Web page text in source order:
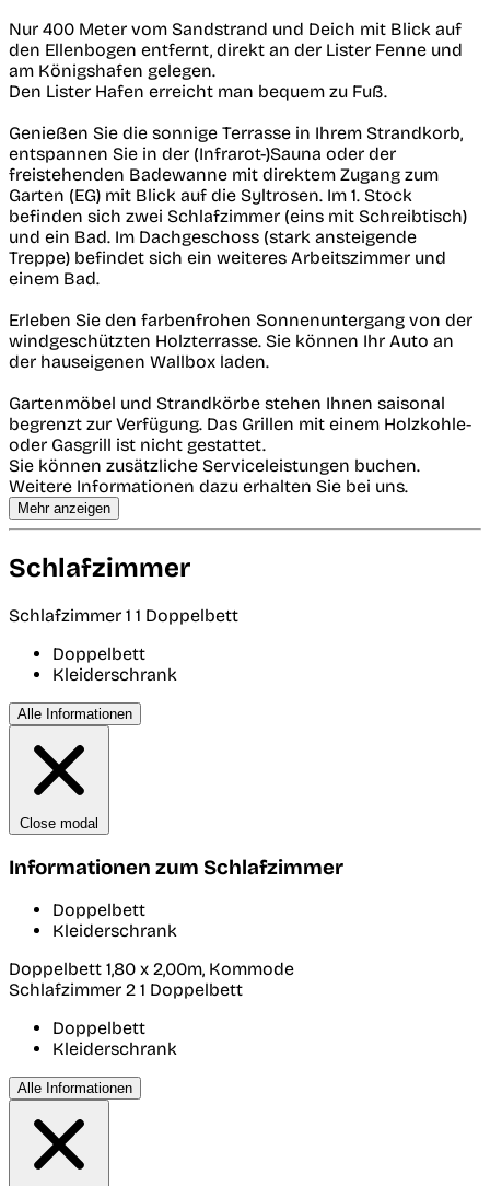
Nur 400 Meter vom Sandstrand und Deich mit Blick auf
den Ellenbogen entfernt, direkt an der Lister Fenne und
am Königshafen gelegen.
Den Lister Hafen erreicht man bequem zu Fuß.
Genießen Sie die sonnige Terrasse in Ihrem Strandkorb,
entspannen Sie in der (Infrarot-)Sauna oder der
freistehenden Badewanne mit direktem Zugang zum
Garten (EG) mit Blick auf die Syltrosen. Im 1. Stock
befinden sich zwei Schlafzimmer (eins mit Schreibtisch)
und ein Bad. Im Dachgeschoss (stark ansteigende
Treppe) befindet sich ein weiteres Arbeitszimmer und
einem Bad.
Erleben Sie den farbenfrohen Sonnenuntergang von der
windgeschützten Holzterrasse. Sie können Ihr Auto an
der hauseigenen Wallbox laden.
Gartenmöbel und Strandkörbe stehen Ihnen saisonal
begrenzt zur Verfügung. Das Grillen mit einem Holzkohle-
oder Gasgrill ist nicht gestattet.
Sie können zusätzliche Serviceleistungen buchen.
Weitere Informationen dazu erhalten Sie bei uns.
Mehr anzeigen
Schlafzimmer
Schlafzimmer 1 1 Doppelbett
Doppelbett
Kleiderschrank
Alle Informationen
Close modal
Informationen zum Schlafzimmer
Doppelbett
Kleiderschrank
Doppelbett 1,80 x 2,00m, Kommode
Schlafzimmer 2 1 Doppelbett
Doppelbett
Kleiderschrank
Alle Informationen